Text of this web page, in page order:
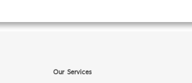
Our Services